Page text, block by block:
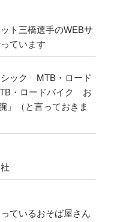
ト三橋選手のWEBサ
ています
ック MTB・ロード
・ロードバイク お
」（と言っておきま
ているおそば屋さん